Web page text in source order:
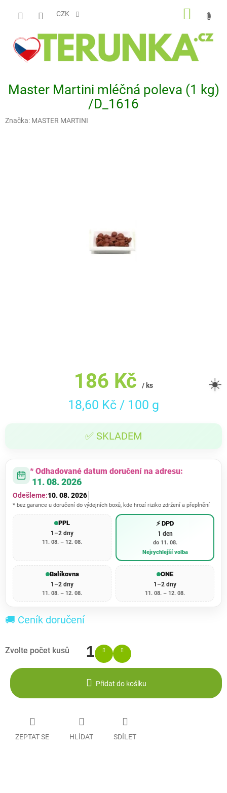
CZK
Master Martini mléčná poleva (1 kg)
/D_1616
Značka: MASTER MARTINI
186 Kč / ks
Měrná
18,60 Kč / 100 g
✅ SKLADEM
☀️
* Odhadované datum doručení na adresu:
11. 08. 2026
Odešleme:10. 08. 2026
* bez garance u doručení do výdejních boxů, kde hrozí riziko zdržení a přeplnění
PPL
1–2 dny
11. 08. – 12. 08.
⚡ DPD
1 den
do 11. 08.
Nejrychlejší volba
Balíkovna
1–2 dny
11. 08. – 12. 08.
ONE
1–2 dny
11. 08. – 12. 08.
🚚 Ceník doručení
Přidat do košíku
ZEPTAT SE HLÍDAT SDÍLET